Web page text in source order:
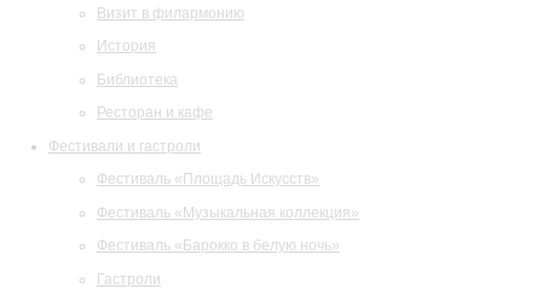
Визит в филармонию
История
Библиотека
Ресторан и кафе
Фестивали и гастроли
Фестиваль «Площадь Искусств»
Фестиваль «Музыкальная коллекция»
Фестиваль «Барокко в белую ночь»
Гастроли